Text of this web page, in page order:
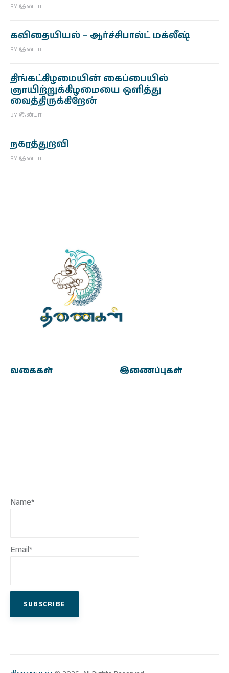
BY இன்பா
கவிதையியல் – ஆர்ச்சிபால்ட் மக்லீஷ்
BY இன்பா
திங்கட்கிழமையின் கைப்பையில்
ஞாயிற்றுக்கிழமையை ஒளித்து
வைத்திருக்கிறேன்
BY இன்பா
நகரத்துறவி
BY இன்பா
வகைகள் இணைப்புகள்
Name*
Email*